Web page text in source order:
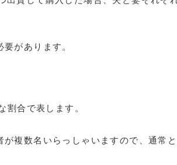
があります。
合で表します。
複数名いらっしゃいますので、通常